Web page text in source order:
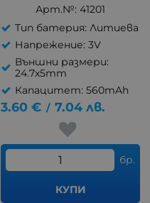
Арт.№: 41201
Тип батерия: Литиева
Напрежение: 3V
Външни размери:
24.7x5mm
Капацитет: 560mAh
3.60 € / 7.04 лв.
бр.
КУПИ